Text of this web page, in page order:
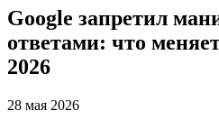
Google запретил
ответами: что
2026
28 мая 2026